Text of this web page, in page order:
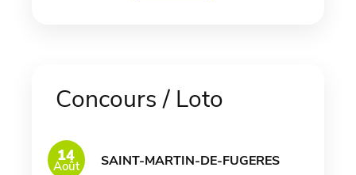
Concours / Loto
14
Août SAINT-MARTIN-DE-FUGERES